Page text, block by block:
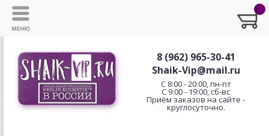
8 (962) 965-30-41
Shaik-Vip@mail.ru
C 8:00 - 20:00, пн-пт
С 9:00 - 19:00, сб-вс
Приём заказов на сайте -
круглосуточно.